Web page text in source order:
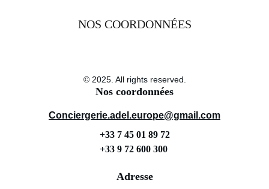
NOS COORDONNÉES
© 2025. All rights reserved.
Nos coordonnées
Conciergerie.adel.europe@gmail.com
+33 7 45 01 89 72
+33 9 72 600 300
Adresse